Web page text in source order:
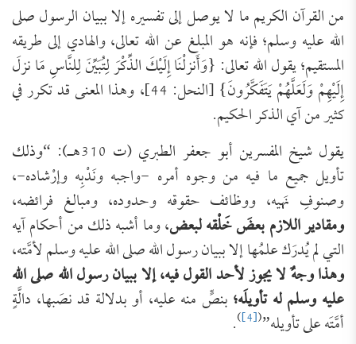
من القرآن الكريم ما لا يوصل إلى تفسيره إلا ببيان الرسول صلى
الله عليه وسلم؛ فإنه هو المبلغ عن الله تعالى، والهادي إلى طريقه
المستقيم؛ يقول الله تعالى: {وَأَنزلْنَا إِلَيْكَ الذِّكْرَ لِتُبَيِّنَ لِلنَّاسِ مَا نزلَ
إِلَيْهِمْ وَلَعَلَّهُمْ يَتَفَكَّرُونَ} [النحل: 44]، وهذا المعنى قد تكرر في
كثير من آي الذكر الحكيم.
يقول شيخ المفسرين أبو جعفر الطبري (ت 310هـ): “وذلك
تأويل جميع ما فيه من وجوه أمره -واجبه ونَدْبِه وإرْشاده-،
وصنوفِ نَهيه، ووظائف حقوقه وحدوده، ومبالغ فرائضه،
ومقادير اللازم بعضَ خَلْقه لبعض، وما أشبه ذلك من أحكام آيه
التي لم يُدرَك علمُها إلا ببيان رسول الله صلى الله عليه وسلم لأمَّته،
وهذا وجهٌ لا يجوز لأحد القول فيه، إلا ببيان رسول الله صلى الله
عليه وسلم له تأويلَه؛بنصٍّ منه عليه، أو بدلالة قد نصَبها، دالَّةٍ
أمَّتَه على تأويله”(
[4]
)
.